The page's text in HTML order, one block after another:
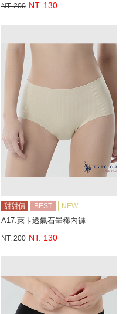
NT. 200 NT. 130
甜甜價 BEST NEW
A17.萊卡透氣石墨稀內褲
NT. 200 NT. 130